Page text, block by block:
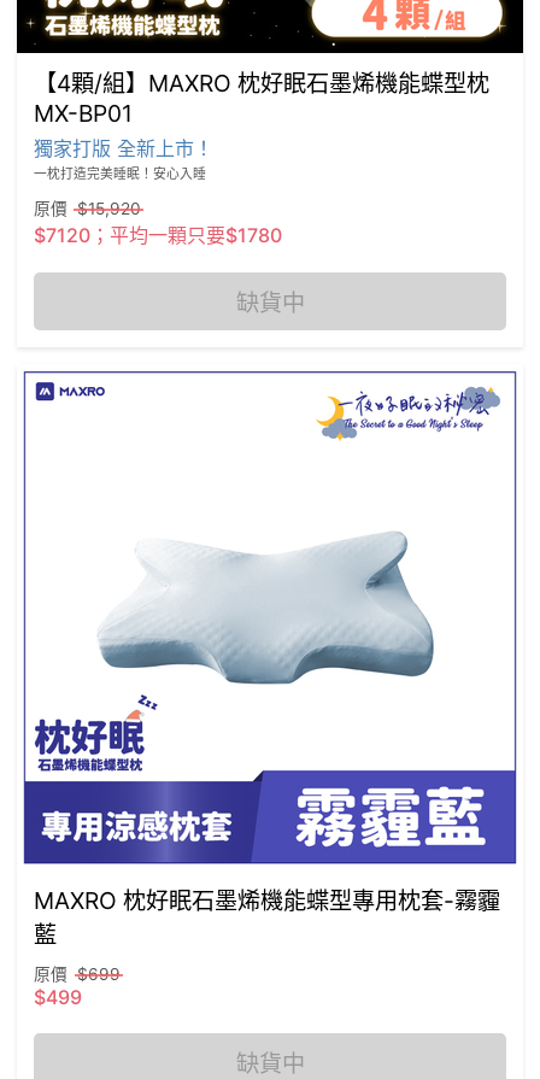
【4顆/組】MAXRO 枕好眠石墨烯機能蝶型枕
MX-BP01
獨家打版 全新上市！
一枕打造完美睡眠！安心入睡
原價 $15,920
$7120；平均一顆只要$1780
缺貨中
MAXRO 枕好眠石墨烯機能蝶型專用枕套-霧霾
藍
原價 $699
$499
缺貨中